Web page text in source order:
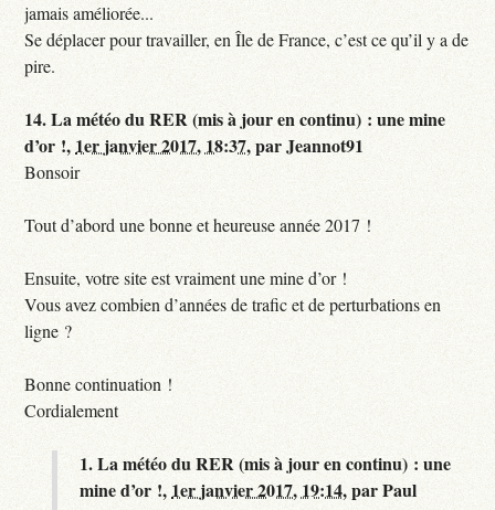
jamais améliorée...
Se déplacer pour travailler, en Île de France, c’est ce qu’il y a de
pire.
14.La météo du RER (mis à jour en continu) : une mine
d’or !, 1er janvier 2017, 18:37,parJeannot91
Bonsoir
Tout d’abord une bonne et heureuse année 2017 !
Ensuite, votre site est vraiment une mine d’or !
Vous avez combien d’années de trafic et de perturbations en
ligne ?
Bonne continuation !
Cordialement
1.La météo du RER (mis à jour en continu) : une
mine d’or !, 1er janvier 2017, 19:14,parPaul